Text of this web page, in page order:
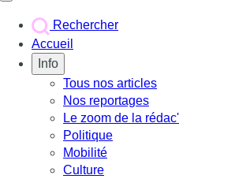
Rechercher
Accueil
Info
Tous nos articles
Nos reportages
Le zoom de la rédac'
Politique
Mobilité
Culture